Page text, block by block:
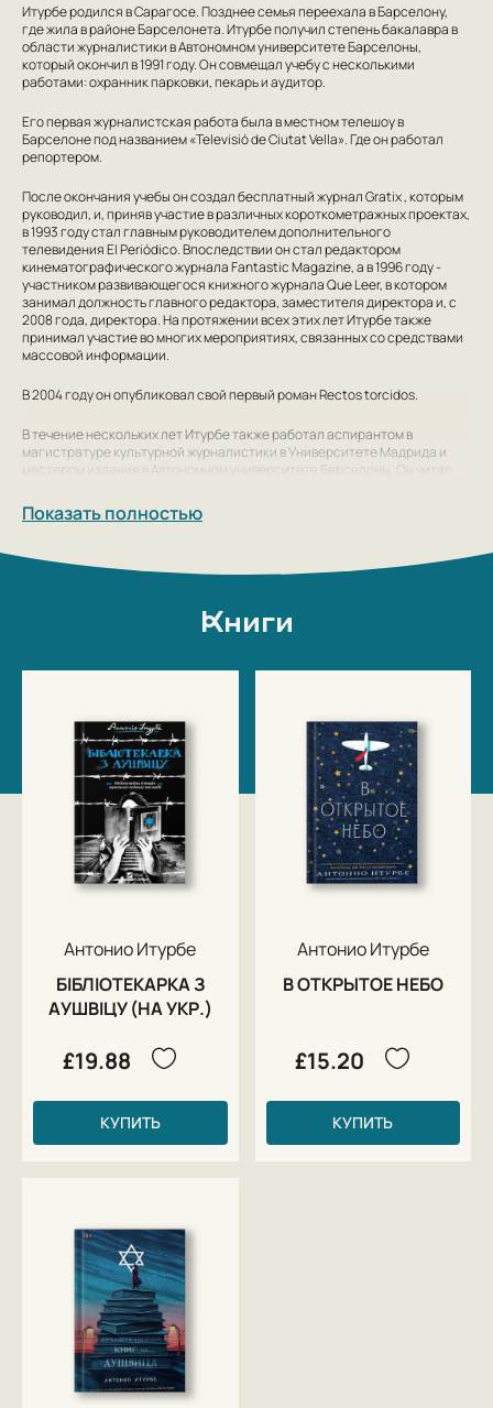
Итурбе родился в Сарагосе. Позднее семья переехала в Барселону,
где жила в районе Барселонета. Итурбе получил степень бакалавра в
области журналистики в Автономном университете Барселоны,
который окончил в 1991 году. Он совмещал учебу с несколькими
работами: охранник парковки, пекарь и аудитор.
Его первая журналистская работа была в местном телешоу в
Барселоне под названием «Televisió de Ciutat Vella». Где он работал
репортером.
После окончания учебы он создал бесплатный журнал Gratix , которым
руководил, и, приняв участие в различных короткометражных проектах,
в 1993 году стал главным руководителем дополнительного
телевидения El Periódico. Впоследствии он стал редактором
кинематографического журнала Fantastic Magazine, а в 1996 году -
участником развивающегося книжного журнала Que Leer, в котором
занимал должность главного редактора, заместителя директора и, с
2008 года, директора. На протяжении всех этих лет Итурбе также
принимал участие во многих мероприятиях, связанных со средствами
массовой информации.
В 2004 году он опубликовал свой первый романRectos torcidos.
В течение нескольких лет Итурбе также работал аспирантом в
магистратуре культурной журналистики в Университете Мадрида и
мастером издания в Автономном университете Барселоны. Он читал
журналистики в Университете Бланкерна, Университете Оберта де
Каталунья и в Университете Абата Олиба. Он входил в состав комитета
Ассоциации журналистов-культурологов Каталонии. В Сарагосе он
был экспертом группы в Asociación Miguel Fleta.
Показать полностью
Книги
Антонио Итурбе
БІБЛІОТЕКАРКА З
АУШВІЦУ (НА УКР.)
£19.88
КУПИТЬ
Антонио Итурбе
В ОТКРЫТОЕ НЕБО
£15.20
КУПИТЬ